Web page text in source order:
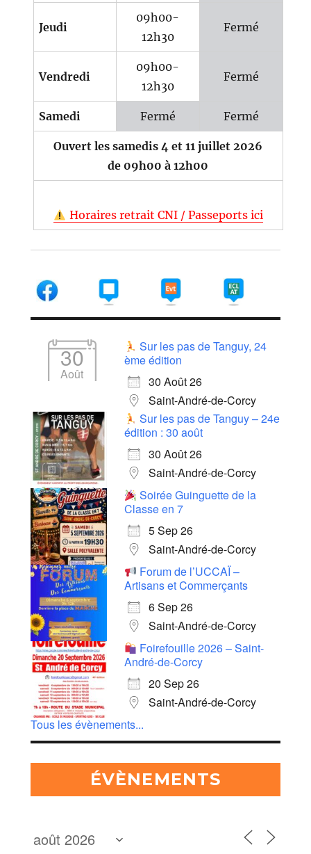
Jeudi
09h00-
12h30
Fermé
Vendredi
09h00-
12h30
Fermé
Samedi Fermé Fermé
Ouvert les samedis 4 et 11 juillet 2026
de 09h00 à 12h00
Horaires retrait CNI / Passeports ici
30
Août
Sur les pas de Tanguy, 24
ème édition
30 Août 26
Saint-André-de-Corcy
Sur les pas de Tanguy – 24e
édition : 30 août
30 Août 26
Saint-André-de-Corcy
Soirée Guinguette de la
Classe en 7
5 Sep 26
Saint-André-de-Corcy
Forum de l’UCCAÏ –
Artisans et Commerçants
6 Sep 26
Saint-André-de-Corcy
Foirefouille 2026 – Saint-
André-de-Corcy
20 Sep 26
Saint-André-de-Corcy
Tous les évènements...
ÉVÈNEMENTS